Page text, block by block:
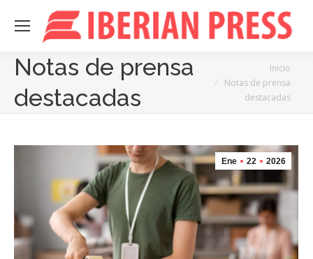
Notas de prensa
destacadas
Inicio
Notas de prensa
destacadas
Ene 22 2026